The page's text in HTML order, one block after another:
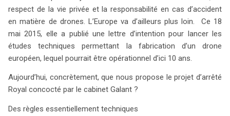
respect de la vie privée et la responsabilité en cas d’accident
en matière de drones. L’Europe va d’ailleurs plus loin. Ce 18
mai 2015, elle a publié une lettre d’intention pour lancer les
études techniques permettant la fabrication d’un drone
européen, lequel pourrait être opérationnel d’ici 10 ans.
Aujourd’hui, concrètement, que nous propose le projet d’arrêté
Royal concocté par le cabinet Galant ?
Des règles essentiellement techniques